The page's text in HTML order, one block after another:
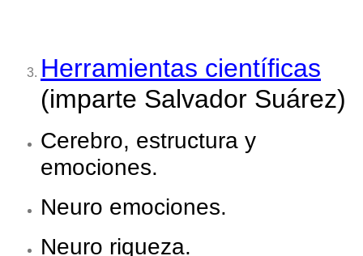
Herramientas científicas
(imparte Salvador Suárez)
Cerebro, estructura y
emociones.
Neuro emociones.
Neuro riqueza.